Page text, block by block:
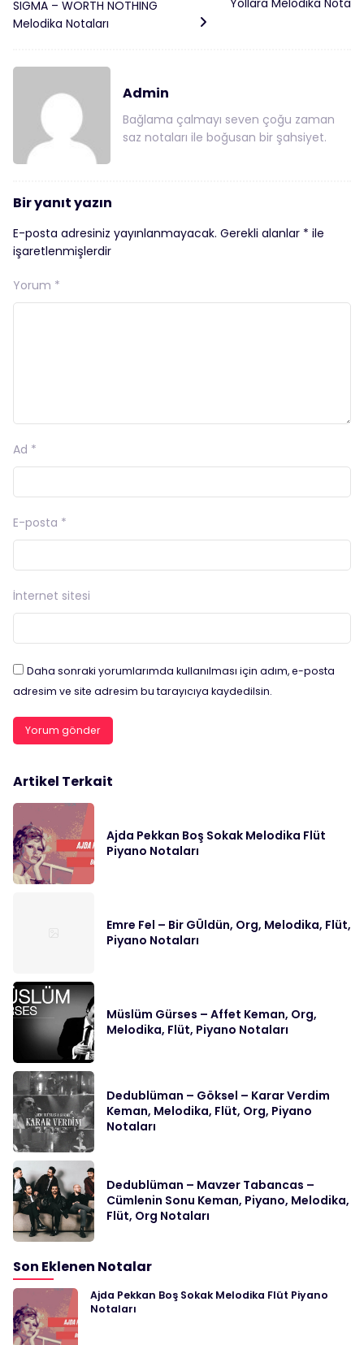
SIGMA – WORTH NOTHING
Melodika Notaları
Yollara Melodika Nota
Admin
Bağlama çalmayı seven çoğu zaman
saz notaları ile boğusan bir şahsiyet.
Bir yanıt yazın
E-posta adresiniz yayınlanmayacak. Gerekli alanlar * ile
işaretlenmişlerdir
Yorum *
Ad *
E-posta *
İnternet sitesi
Daha sonraki yorumlarımda kullanılması için adım, e-posta
adresim ve site adresim bu tarayıcıya kaydedilsin.
Artikel Terkait
Ajda Pekkan Boş Sokak Melodika Flüt
Piyano Notaları
Emre Fel – Bir GÜldün, Org, Melodika, Flüt,
Piyano Notaları
Müslüm Gürses – Affet Keman, Org,
Melodika, Flüt, Piyano Notaları
Dedublüman – Göksel – Karar Verdim
Keman, Melodika, Flüt, Org, Piyano
Notaları
Dedublüman – Mavzer Tabancas –
Cümlenin Sonu Keman, Piyano, Melodika,
Flüt, Org Notaları
Son Eklenen Notalar
Ajda Pekkan Boş Sokak Melodika Flüt Piyano
Notaları